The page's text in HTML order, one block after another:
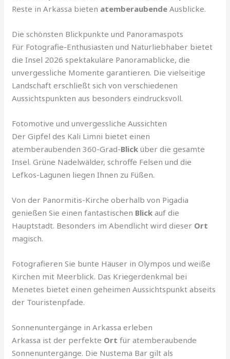
Reste in Arkassa bieten atemberaubende Ausblicke.
Die schönsten Blickpunkte und Panoramaspots
Für Fotografie-Enthusiasten und Naturliebhaber bietet
die Insel 2026 spektakuläre Panoramablicke, die
unvergessliche Momente garantieren. Die vielseitige
Landschaft erschließt sich von verschiedenen
Aussichtspunkten aus besonders eindrucksvoll.
Fotomotive und unvergessliche Aussichten
Der Gipfel des Kali Limni bietet einen
atemberaubenden 360-Grad-Blick über die gesamte
Insel. Grüne Nadelwälder, schroffe Felsen und die
Lefkos-Lagunen liegen Ihnen zu Füßen.
Von der Panormitis-Kirche oberhalb von Pigadia
genießen Sie einen fantastischen Blick auf die
Hauptstadt. Besonders im Abendlicht wird dieser Ort
magisch.
Fotografieren Sie bunte Häuser in Olympos und weiße
Kirchen mit Meerblick. Das Kriegerdenkmal bei
Menetes bietet einen geheimen Aussichtspunkt abseits
der Touristenpfade.
Sonnenuntergänge in Arkassa erleben
Arkassa ist der perfekte Ort für atemberaubende
Sonnenuntergänge. Die Nustema Bar gilt als